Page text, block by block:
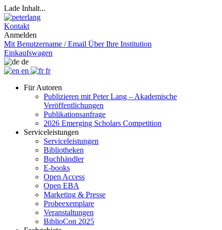
Lade Inhalt...
Kontakt
Anmelden
Mit Benutzername / Email Über Ihre Institution
Einkaufswagen
de
en
fr
Für Autoren
Publizieren mit Peter Lang – Akademische
Veröffentlichungen
Publikationsanfrage
2026 Emerging Scholars Competition
Serviceleistungen
Serviceleistungen
Bibliotheken
Buchhändler
E-books
Open Access
Open EBA
Marketing & Presse
Probeexemplare
Veranstaltungen
BiblioCon 2025